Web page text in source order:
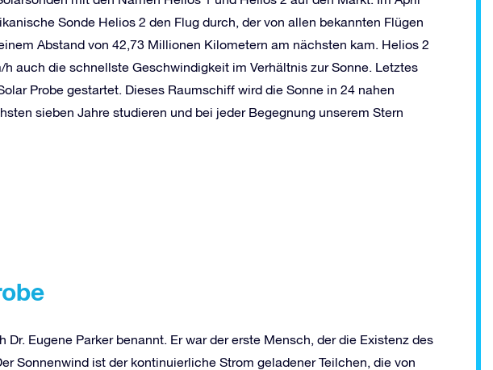
Sonde Helios 2 den Flug durch, der von allen bekannten Flügen
Abstand von 42,73 Millionen Kilometern am nächsten kam. Helios 2
auch die schnellste Geschwindigkeit im Verhältnis zur Sonne. Letztes
Probe gestartet. Dieses Raumschiff wird die Sonne in 24 nahen
sieben Jahre studieren und bei jeder Begegnung unserem Stern
Dr. Eugene Parker benannt. Er war der erste Mensch, der die Existenz des
Sonnenwind ist der kontinuierliche Strom geladener Teilchen, die von